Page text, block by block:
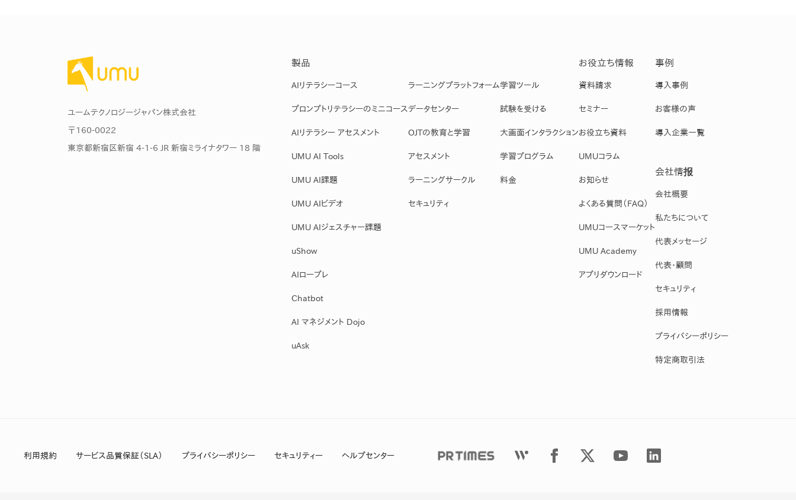
ユームテクノロジージャパン株式会社
〒160-0022
東京都新宿区新宿 4-1-6 JR 新宿ミライナタワー 18 階
製品
AIリテラシーコース
プロンプトリテラシーのミニコース
AIリテラシー アセスメント
UMU AI Tools
UMU AI課題
UMU AIビデオ
UMU AIジェスチャー課題
uShow
AIロープレ
Chatbot
AI マネジメント Dojo
uAsk
ラーニングプラットフォーム
データセンター
OJTの教育と学習
アセスメント
ラーニングサークル
セキュリティ
学習ツール
試験を受ける
大画面インタラクション
学習プログラム
料金
お役立ち情報
資料請求
セミナー
お役立ち資料
UMUコラム
お知らせ
よくある質問（FAQ）
UMUコースマーケット
UMU Academy
アプリダウンロード
事例
導入事例
お客様の声
導入企業一覧
会社情报
会社概要
私たちについて
代表メッセージ
代表・顧問
セキュリティ
採用情報
プライバシーポリシー
特定商取引法
利用規約 サービス品質保証（SLA） プライバシーポリシー セキュリティー ヘルプセンター